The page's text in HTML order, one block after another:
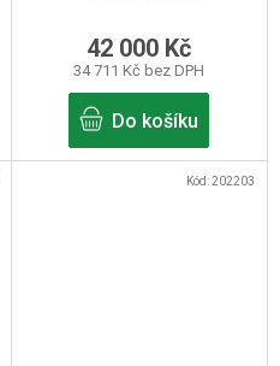
34 711 Kč bez DPH
42 000 Kč
Do košíku
Kód:202203